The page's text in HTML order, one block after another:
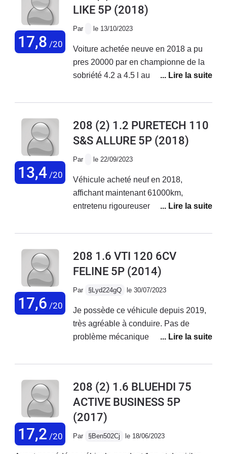
réparée reprise par une garage
17,8 /20
LIKE 5P (2018)
Par le 13/10/2023
Voiture achetée neuve en 2018 a pu
pres 20000 par en championne de la
sobriété 4.2 a 4.5 l au 100km pas de
probleme
13,4/20
208 (2) 1.2 PURETECH 110
S&S ALLURE 5P (2018)
Par le 22/09/2023
Véhicule acheté neuf en 2018,
affichant maintenant 61000km,
entretenu rigoureusement dans le
confortable, agréable à conduire mais
17,6 /20
208 1.6 VTI 120 6CV
FELINE 5P (2014)
Par §Lyd224gQ le 30/07/2023
Je possède ce véhicule depuis 2019,
très agréable à conduire. Pas de
problème mécanique rencontré, seule
qui m'a quand même coûté 800€.
mais je déconseille aux usagers qui
empruntent régulièrement l'autoroute il
manque vraiment une 6ème vitesse,
ce véhicule. La finition est très belle, je
17,2 /20
208 (2) 1.6 BLUEHDI 75
ACTIVE BUSINESS 5P
(2017)
Par §Ben502Cj le 18/06/2023